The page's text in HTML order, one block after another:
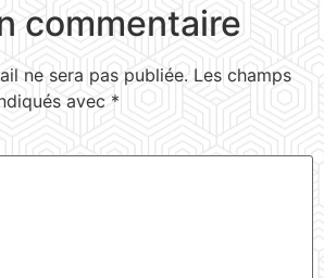
commentaire
ne sera pas publiée. Les champs
avec *